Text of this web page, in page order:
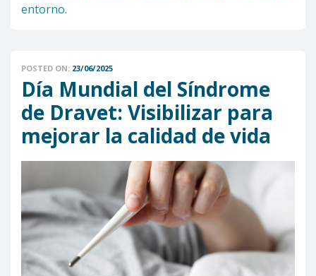
entorno.
POSTED ON: 23/06/2025
Día Mundial del Síndrome
de Dravet: Visibilizar para
mejorar la calidad de vida